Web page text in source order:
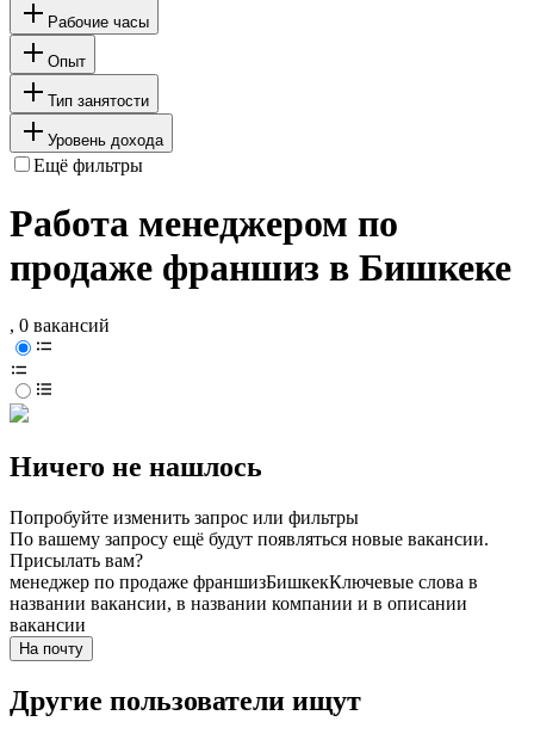
Рабочие часы
Опыт
Тип занятости
Уровень дохода
Ещё фильтры
Работа менеджером по
продаже франшиз в Бишкеке
, 0 вакансий
Ничего не нашлось
Попробуйте изменить запрос или фильтры
По вашему запросу ещё будут появляться новые вакансии.
Присылать вам?
менеджер по продаже франшизБишкекКлючевые слова в
названии вакансии, в названии компании и в описании
вакансии
На почту
Другие пользователи ищут